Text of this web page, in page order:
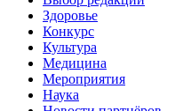
Здоровье
Конкурс
Культура
Медицина
Мероприятия
Наука